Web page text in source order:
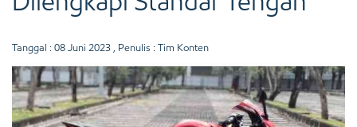
Tanggal : 08 Juni 2023 , Penulis : Tim Konten